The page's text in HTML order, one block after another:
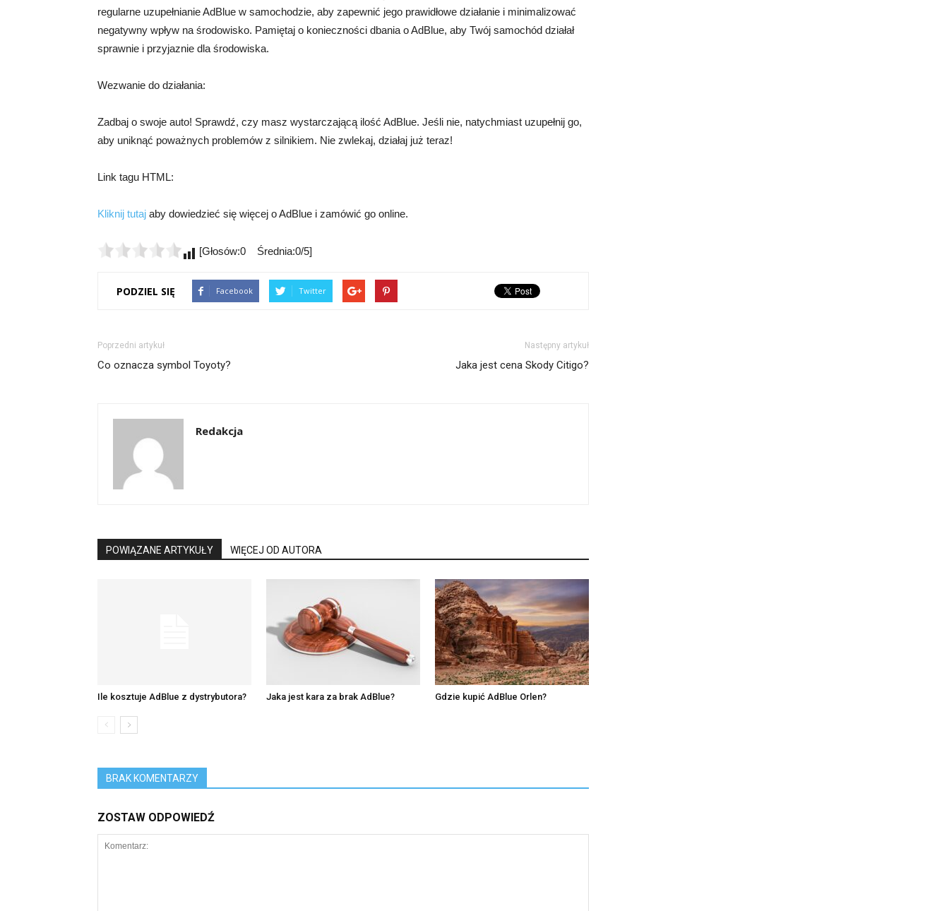
regularne uzupełnianie AdBlue w samochodzie, aby zapewnić jego prawidłowe działanie i minimalizować
negatywny wpływ na środowisko. Pamiętaj o konieczności dbania o AdBlue, aby Twój samochód działał
sprawnie i przyjaznie dla środowiska.
Wezwanie do działania:
Zadbaj o swoje auto! Sprawdź, czy masz wystarczającą ilość AdBlue. Jeśli nie, natychmiast uzupełnij go,
aby uniknąć poważnych problemów z silnikiem. Nie zwlekaj, działaj już teraz!
Link tagu HTML:
Kliknij tutaj aby dowiedzieć się więcej o AdBlue i zamówić go online.
[Głosów:0 Średnia:0/5]
PODZIEL SIĘ Facebook Twitter
Poprzedni artykuł
Co oznacza symbol Toyoty?
Następny artykuł
Jaka jest cena Skody Citigo?
Redakcja
POWIĄZANE ARTYKUŁY WIĘCEJ OD AUTORA
Ile kosztuje AdBlue z dystrybutora? Jaka jest kara za brak AdBlue? Gdzie kupić AdBlue Orlen?
BRAK KOMENTARZY
ZOSTAW ODPOWIEDŹ